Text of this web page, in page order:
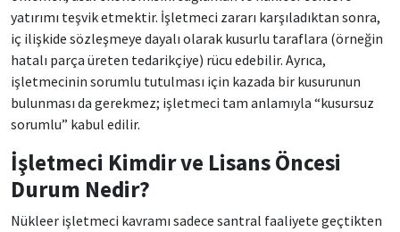
yatırımı teşvik etmektir. İşletmeci zararı karşıladıktan sonra,
iç ilişkide sözleşmeye dayalı olarak kusurlu taraflara (örneğin
hatalı parça üreten tedarikçiye) rücu edebilir. Ayrıca,
işletmecinin sorumlu tutulması için kazada bir kusurunun
bulunması da gerekmez; işletmeci tam anlamıyla “kusursuz
sorumlu” kabul edilir.
İşletmeci Kimdir ve Lisans Öncesi
Durum Nedir?
Nükleer işletmeci kavramı sadece santral faaliyete geçtikten